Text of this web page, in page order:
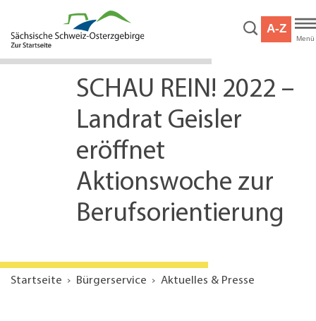
Hauptinhalt
Service
A-Z
Menü
SCHAU REIN! 2022 –
Landrat Geisler
eröffnet
Aktionswoche zur
Berufsorientierung
Startseite Bürgerservice Aktuelles & Presse